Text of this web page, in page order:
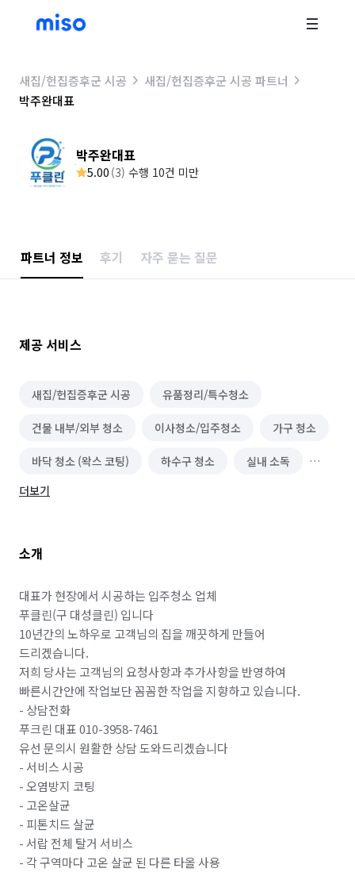
새집/헌집증후군 시공
새집/헌집증후군 시공 파트너
박주완대표
박주완대표
5.00 (3) 수행 10건 미만
파트너 정보 후기 자주 묻는 질문
제공 서비스
새집/헌집증후군 시공 유품정리/특수청소
건물 내부/외부 청소 이사청소/입주청소 가구 청소
바닥 청소 (왁스 코팅) 하수구 청소 실내 소독
정리수납 전문가
더보기
소개
대표가 현장에서 시공하는 입주청소 업체
푸클린(구 대성클린) 입니다
10년간의 노하우로 고객님의 집을 깨끗하게 만들어
드리겠습니다.
저희 당사는 고객님의 요청사항과 추가사항을 반영하여
빠른시간안에 작업보단 꼼꼼한 작업을 지향하고 있습니다.
- 상담전화
푸크린 대표 010-3958-7461
유선 문의시 원활한 상담 도와드리겠습니다
- 서비스 시공
- 오염방지 코팅
- 고온살균
- 피톤치드 살균
- 서랍 전체 탈거 서비스
- 각 구역마다 고온 살균 된 다른 타올 사용